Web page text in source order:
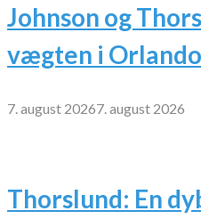
Johnson og
vægten i Orlando
7. august 20267. august 2026
Thorslund: En